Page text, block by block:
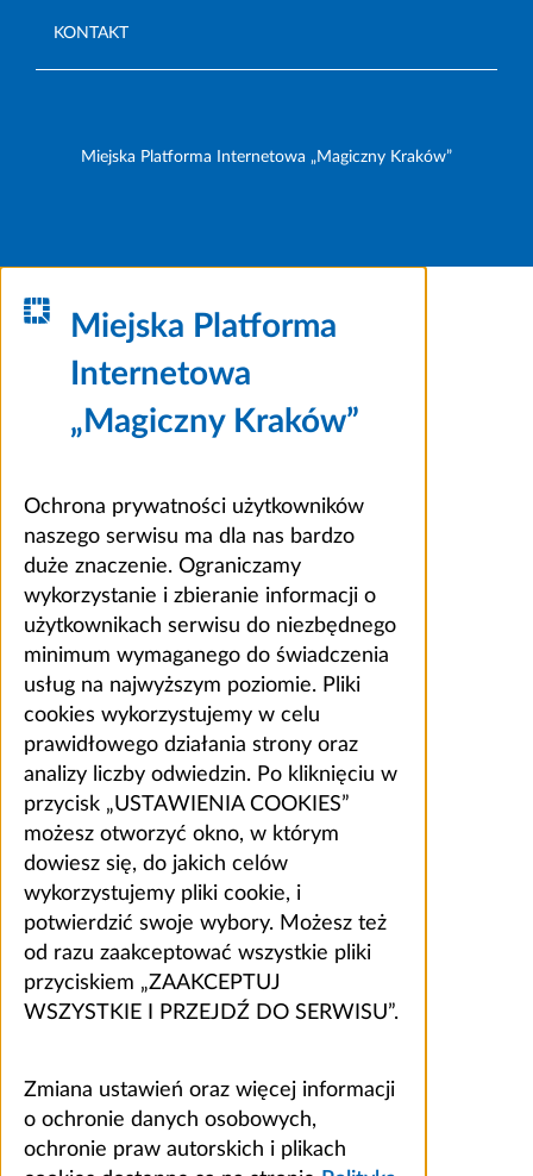
KONTAKT
Miejska Platforma Internetowa „Magiczny Kraków”
Miejska Platforma
Internetowa
„Magiczny Kraków”
Ochrona prywatności użytkowników
naszego serwisu ma dla nas bardzo
duże znaczenie. Ograniczamy
wykorzystanie i zbieranie informacji o
użytkownikach serwisu do niezbędnego
minimum wymaganego do świadczenia
usług na najwyższym poziomie. Pliki
cookies wykorzystujemy w celu
prawidłowego działania strony oraz
analizy liczby odwiedzin. Po kliknięciu w
przycisk „USTAWIENIA COOKIES”
możesz otworzyć okno, w którym
dowiesz się, do jakich celów
wykorzystujemy pliki cookie, i
potwierdzić swoje wybory. Możesz też
od razu zaakceptować wszystkie pliki
przyciskiem „ZAAKCEPTUJ
WSZYSTKIE I PRZEJDŹ DO SERWISU”.
Zmiana ustawień oraz więcej informacji
o ochronie danych osobowych,
ochronie praw autorskich i plikach